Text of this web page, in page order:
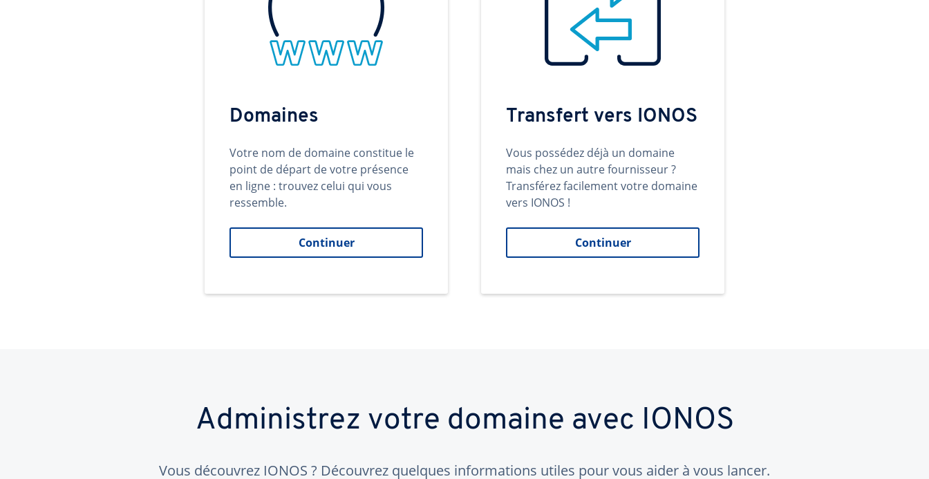
Domaines
Votre nom de domaine constitue le
point de départ de votre présence
en ligne : trouvez celui qui vous
ressemble.
Continuer
Transfert vers IONOS
Vous possédez déjà un domaine
mais chez un autre fournisseur ?
Transférez facilement votre domaine
vers IONOS !
Continuer
Administrez votre domaine avec IONOS
Vous découvrez IONOS ? Découvrez quelques informations utiles pour vous aider à vous lancer.